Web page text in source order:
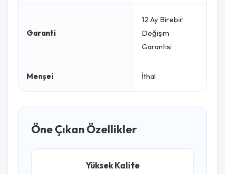
Garanti
12 Ay Birebir
Değişim
Garantisi
Menşei İthal
Öne Çıkan Özellikler
Yüksek Kalite